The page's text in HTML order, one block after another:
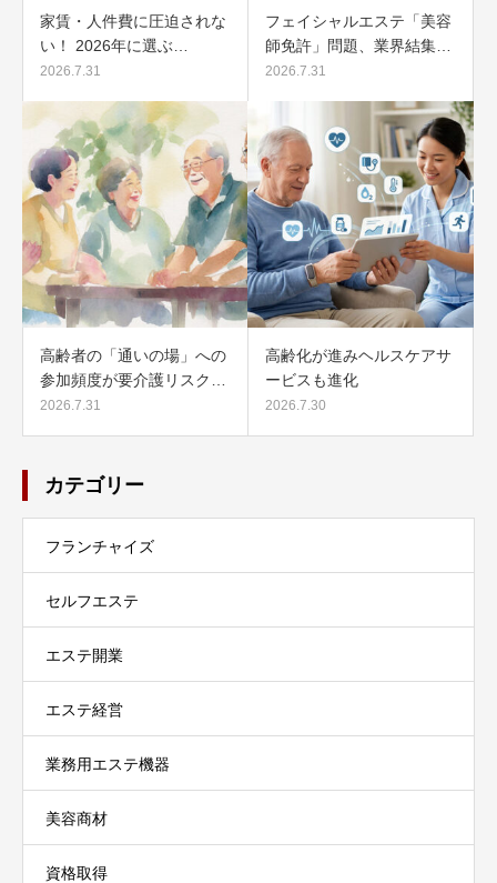
家賃・人件費に圧迫されな
い！ 2026年に選ぶ…
2026.7.31
フェイシャルエステ「美容
師免許」問題、業界結集…
2026.7.31
高齢者の「通いの場」への
参加頻度が要介護リスク…
2026.7.31
高齢化が進みヘルスケアサ
ービスも進化
2026.7.30
カテゴリー
フランチャイズ
セルフエステ
エステ開業
エステ経営
業務用エステ機器
美容商材
資格取得